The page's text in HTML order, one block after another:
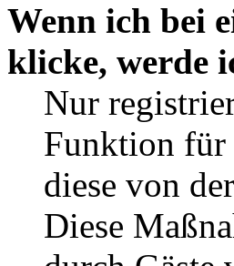
Wenn ich bei
klicke, werde
Nur
Funktion für
diese von
Diese